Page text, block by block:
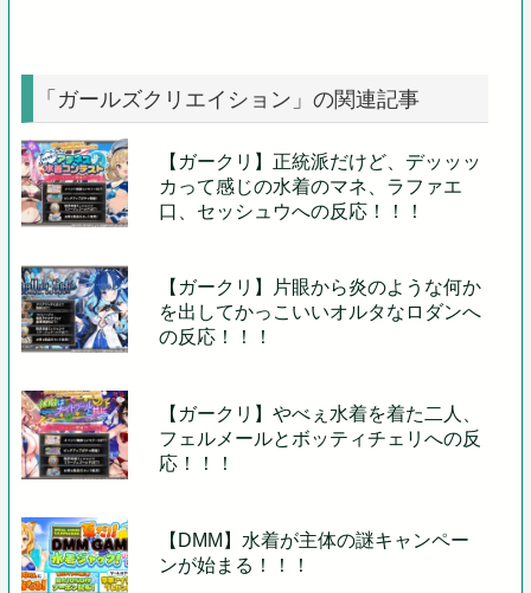
「ガールズクリエイション」の関連記事
【ガークリ】正統派だけど、デッッッ
カって感じの水着のマネ、ラファエ
口、セッシュウへの反応！！！
【ガークリ】片眼から炎のような何か
を出してかっこいいオルタなロダンへ
の反応！！！
【ガークリ】やべぇ水着を着た二人、
フェルメールとボッティチェリへの反
応！！！
【DMM】水着が主体の謎キャンペー
ンが始まる！！！